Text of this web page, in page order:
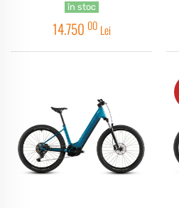
Papaya Creme 2026
în stoc
14.750 00 Lei